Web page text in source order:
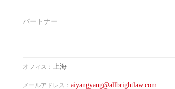
パートナー
オフィス： 上海
メールアドレス： aiyangyang@allbrightlaw.com